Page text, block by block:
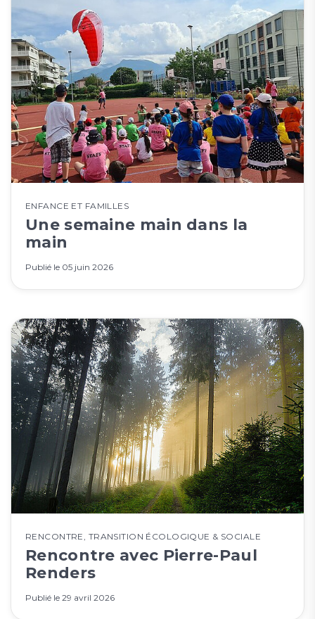
ENFANCE ET FAMILLES
Une semaine main dans la
main
Publié le 05 juin 2026
RENCONTRE, TRANSITION ÉCOLOGIQUE & SOCIALE
Rencontre avec Pierre-Paul
Renders
Publié le 29 avril 2026